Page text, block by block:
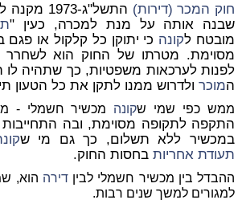
חוק המכר (דירות) התשל"ג-1973 מקנה למי ש
שבנה אותה על מנת למכרה, כעין "
מובטח לקונה כי יתוקן כל קלקול או פגם
מסוימת. מטרתו של החוק הוא
לפנות לערכאות משפטיות, כך שתהיה
המוכרולדרוש ממנו לתקן את כל הטעון
ממש כפי שמי שקונה מכשיר חשמלי -
התקפה לתקופה מסוימת, ובה התחייבות
במכשיר ללא תשלום, כך גם מי ש
תעודת אחריותבחסות החוק.
ההבדל בין מכשיר חשמלי לביןדירה הוא,
למגורים למשך שנים רבות.